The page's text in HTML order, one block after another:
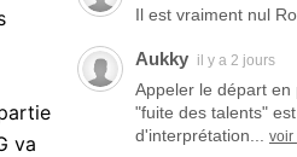
va
Il est vraiment nul
Aukky il y a 2 jours
Appeler le départ
"fuite des talents"
d'interprétation...
voir